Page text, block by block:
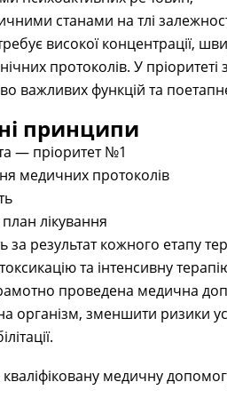
станами на тлі
високої концентрації,
протоколів. У
важливих функцій та
принципи
— пріоритет №1
медичних протоколів
лікування
за результат кожного етапу
та інтенсивну
проведена медична
організм, зменшити ризики
медичну допомогу